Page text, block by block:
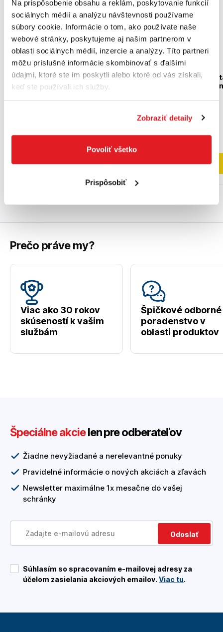
Na prispôsobenie obsahu a reklám, poskytovanie funkcií
sociálnych médií a analýzu návštevnosti používame
súbory cookie. Informácie o tom, ako používate naše
webové stránky, poskytujeme aj našim partnerom v
oblasti sociálnych médií, inzercie a analýzy. Títo partneri
môžu príslušné informácie skombinovať s ďalšími
údajmi, ktoré ste im poskytli alebo ktoré od vás získali,
keď ste používali ich služby.
Zobraziť detaily
Povoliť všetko
Prispôsobiť
BOSCH 5-dielna súprava
Forstnerovych vrtákov - 2
Do košíka
BOSCH Forstnerov
DIN 7483 G 35 x 90
24,50 €
Do košíka
Prečo práve my?
Viac ako 30 rokov
skúseností k vašim
službám
Špičkové odborné
poradenstvo v
oblasti produktov
Špeciálne akcielen pre odberateľov
Žiadne nevyžiadané a nerelevantné ponuky
Pravidelné informácie o nových akciách a zľavách
Newsletter maximálne 1x mesačne do vašej
schránky
Odoslať
Súhlasím so spracovaním e-mailovej adresy za
účelom zasielania akciových emailov. Viac tu.